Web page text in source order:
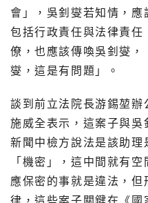
會」，吳釗燮若知情，應
包括行政責任與法律責
僚，也應該傳喚吳釗燮，
燮，這是有問題」。
談到前立法院長游錫堃辦
施威全表示，這案子與吳
新聞中檢方說法是該助理
「機密」，這中間就有
應保密的事就是違法，但
律，這些案子關鍵在《國